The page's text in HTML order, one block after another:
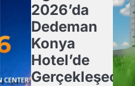
2026’da
Dedeman
Konya
Hotel’de
Gerçekleşecek